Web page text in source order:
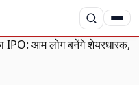
IPO: आम लोग बनेंगे शेयरधारक,